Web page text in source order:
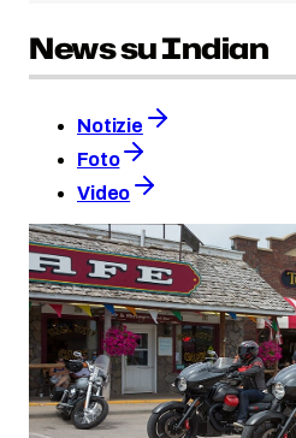
News su Indian
Notizie
Foto
Video